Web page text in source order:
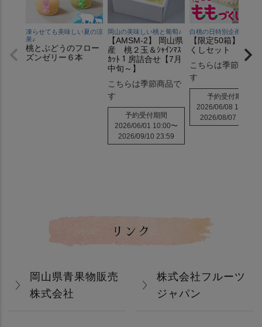
凍らせても美味しい夏の涼
果♪
桃とぶどうのフロー
ズンゼリー６本
岡山の美味しい桃と葡萄♪
【AMSM-2】 岡山県
産 桃２玉＆ｼｬｲﾝﾏｽ
ｶｯﾄ１房詰合せ【7月
中旬～】
こちらは季節商品で
す
予約受付期間
2026/06/01 10:00〜
2026/09/10 23:59
白桃の日特別企画♪
【限定50箱】もも
くしセット
こちらは季節商品
す
予約受付期間
2026/06/08 10:00
2026/08/07 10:00
リンク
岡山県青果物販売
株式会社
株式会社フルーツ
ジャパン